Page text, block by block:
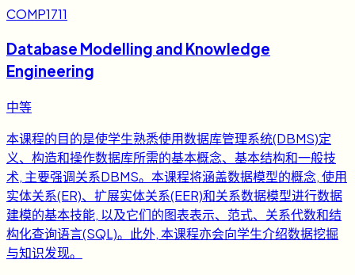
COMP1711
Database Modelling and Knowledge
Engineering
中等
本课程的目的是使学生熟悉使用数据库管理系统(DBMS)定
义、构造和操作数据库所需的基本概念、基本结构和一般技
术, 主要强调关系DBMS。本课程将涵盖数据模型的概念, 使用
实体关系(ER)、扩展实体关系(EER)和关系数据模型进行数据
建模的基本技能, 以及它们的图表表示、范式、关系代数和结
构化查询语言(SQL)。此外, 本课程亦会向学生介绍数据挖掘
与知识发现。